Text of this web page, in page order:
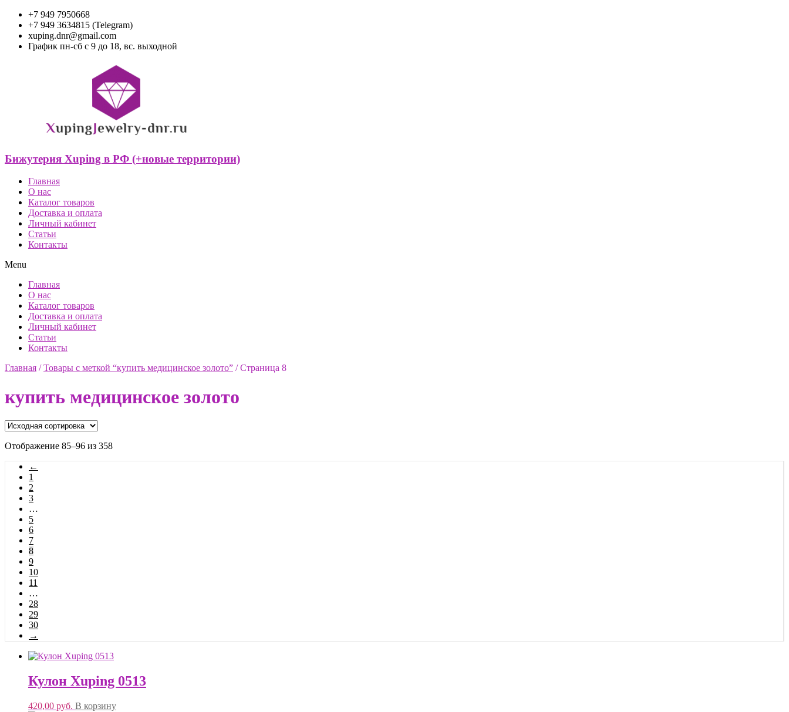
+7 949 7950668
+7 949 3634815 (Telegram)
xuping.dnr@gmail.com
График пн-сб с 9 до 18, вс. выходной
Бижутерия Xuping в РФ (+новые территории)
Главная
О нас
Каталог товаров
Доставка и оплата
Личный кабинет
Статьи
Контакты
Menu
Главная
О нас
Каталог товаров
Доставка и оплата
Личный кабинет
Статьи
Контакты
Главная /Товары с меткой “купить медицинское золото” /Страница 8
купить медицинское золото
Отображение 85–96 из 358
←
1
2
3
…
5
6
7
8
9
10
11
…
28
29
30
→
Кулон Xuping 0513
420,00 руб. В корзину